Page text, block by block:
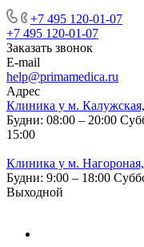
+7 495 120-01-07
+7 495 120-01-07
Заказать звонок
E-mail
help@primamedica.ru
Адрес
Клиника у м.
Будни: 08:00 – 20:00
15:00
Клиника у м.
Будни: 9:00 – 18:00
Выходной